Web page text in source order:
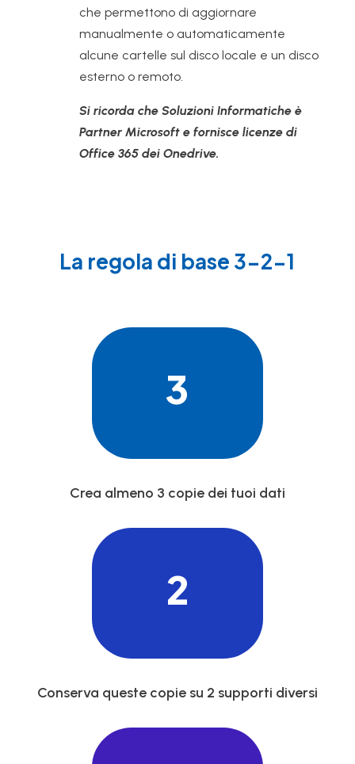
che permettono di aggiornare
manualmente o automaticamente
alcune cartelle sul disco locale e un disco
esterno o remoto.
Si ricorda che Soluzioni Informatiche è
Partner Microsoft e fornisce licenze di
Office 365 dei Onedrive.
La regola di base 3-2-1
3
Crea almeno 3 copie dei tuoi dati
2
Conserva queste copie su 2 supporti diversi